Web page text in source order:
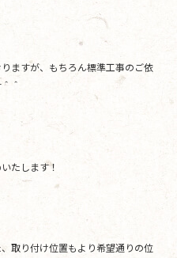
ますが、もちろん標準工事のご依
＾
たします！
取り付け位置もより希望通りの位